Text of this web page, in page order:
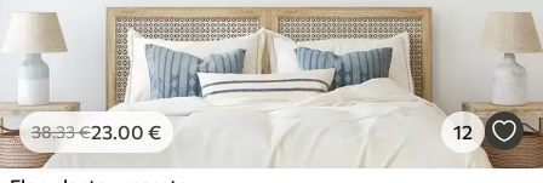
38.33€23.00 € 12